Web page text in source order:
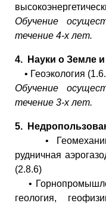
Обучение
течение 4-х лет.
4. Науки о Земле
• Геоэкология
Обучение
течение 3-х лет.
5.
• Геомеханика
рудничная
(2.8.6)
•
геология,